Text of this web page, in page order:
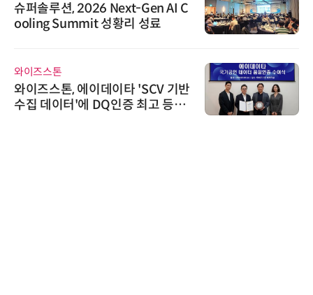
슈퍼솔루션, 2026 Next-Gen AI C
ooling Summit 성황리 성료
와이즈스톤
와이즈스톤, 에이데이타 'SCV 기반
수집 데이터'에 DQ인증 최고 등급